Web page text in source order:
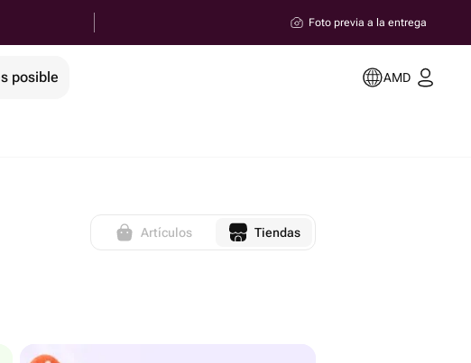
Foto previa a la entrega
posible AMD
Artículos Tiendas